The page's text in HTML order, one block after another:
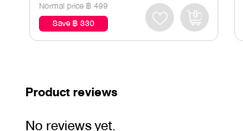
Normal price ฿ 499
Save ฿ 330
Product reviews
No reviews yet.